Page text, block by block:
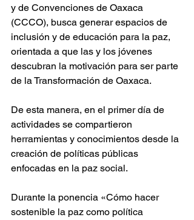
y de Convenciones de Oaxaca
(CCCO), busca generar espacios de
inclusión y de educación para la paz,
orientada a que las y los jóvenes
descubran la motivación para ser parte
de la Transformación de Oaxaca.
De esta manera, en el primer día de
actividades se compartieron
herramientas y conocimientos desde la
creación de políticas públicas
enfocadas en la paz social.
Durante la ponencia «Cómo hacer
sostenible la paz como política